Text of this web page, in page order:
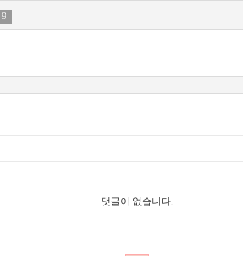
9
댓글이 없습니다.